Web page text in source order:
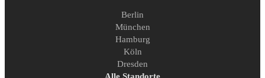
Berlin
München
Hamburg
Köln
Dresden